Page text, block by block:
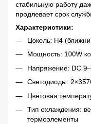
стабильную работу
продлевает срок
Характеристики:
Цоколь: H4
Мощность: 100W
Напряжение: DC
Светодиоды:
Цветовая
Тип охлаждения:
термоэлементы